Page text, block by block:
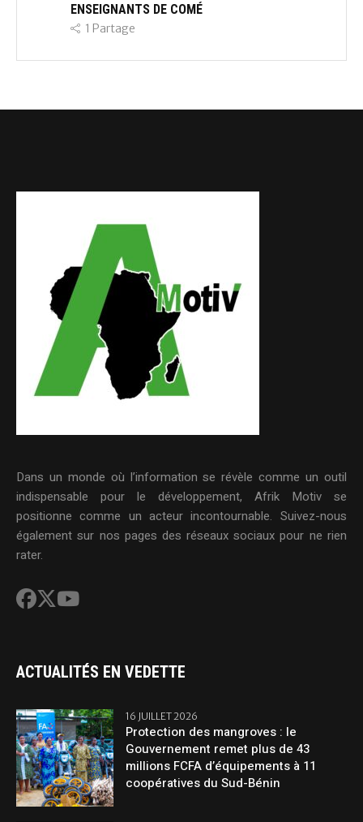
ENSEIGNANTS DE COMÉ
1 Partage
Dans un monde où l’information se révèle comme un outil
indispensable pour le développement, Afrik Motiv se
positionne comme un acteur incontournable. Suivez-nous
également sur nos pages des réseaux sociaux pour ne rien
rater.
ACTUALITÉS EN VEDETTE
16 JUILLET 2026
Protection des mangroves : le
Gouvernement remet plus de 43
millions FCFA d’équipements à 11
coopératives du Sud-Bénin